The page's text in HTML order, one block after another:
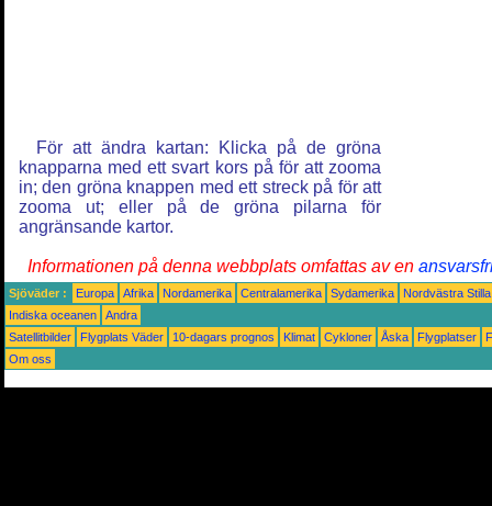
För att ändra kartan: Klicka på de gröna
knapparna med ett svart kors på för att zooma
in; den gröna knappen med ett streck på för att
zooma ut; eller på de gröna pilarna för
angränsande kartor.
Informationen på denna webbplats omfattas av en
Sjöväder : Europa Afrika Nordamerika Centralamerika Sydamerika
Nordvästra
Indiska oceanen
Andra
Satellitbilder
Flygplats Väder 10-dagars prognos Klimat Cykloner Åska Flygplatser
Om oss